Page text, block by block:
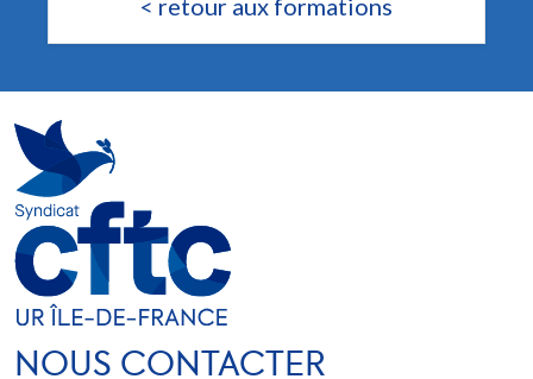
< retour aux formations
NOUS CONTACTER